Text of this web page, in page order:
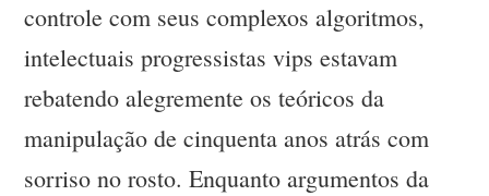
controle com seus complexos algoritmos,
intelectuais progressistas vips estavam
rebatendo alegremente os teóricos da
manipulação de cinquenta anos atrás com
sorriso no rosto. Enquanto argumentos da